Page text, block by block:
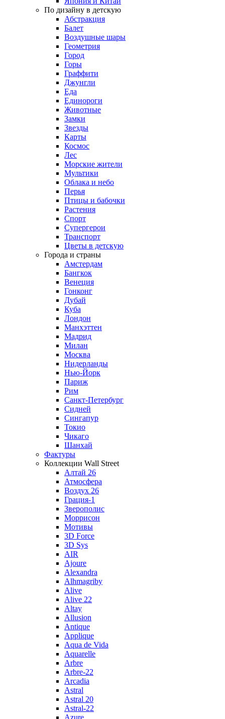
По дизайну в детскую
Абстракция
Балет
Воздушные шары
Геометрия
Город
Горы
Граффити
Джунгли
Еда
Единороги
Животные
Замки
Звезды
Карты
Космос
Лес
Морские жители
Мультики
Облака и небо
Перья
Птицы и бабочки
Растения
Спорт
Супергерои
Транспорт
Цветы в детскую
Города и страны
Амстердам
Бангкок
Венеция
Гонконг
Дубай
Куба
Лондон
Манхэттен
Мадрид
Милан
Москва
Нидерланды
Нью-Йорк
Париж
Рим
Санкт-Петербург
Сидней
Сингапур
Токио
Чикаго
Шанхай
Фактуры
Коллекции Wall Street
Алтай 26
Атмосфера
Воздух 26
Грация-1
Зверополис
Моррисон
Мотивы
3D Force
3D Sys
AIR
Ajoure
Alexandra
Alhmagriby
Alive
Alive 22
Altay
Allusion
Antique
Applique
Aqua de Vida
Aquarelle
Arbre
Arbre-22
Arcadia
Astral
Astral 20
Astral-22
Azure